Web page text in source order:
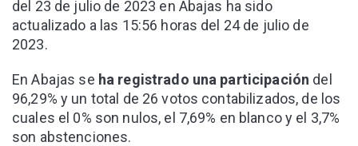
del 23 de julio de 2023 en Abajas ha sido
actualizado a las 15:56 horas del 24 de julio de
2023.
En Abajas se ha registrado una participación del
96,29% y un total de 26 votos contabilizados, de los
cuales el 0% son nulos, el 7,69% en blanco y el 3,7%
son abstenciones.